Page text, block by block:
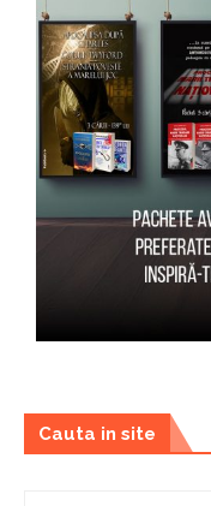
Cauta in site